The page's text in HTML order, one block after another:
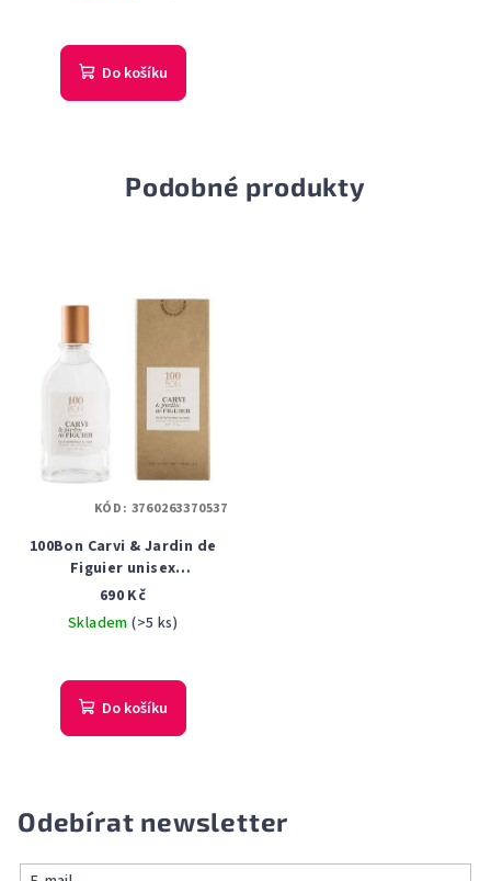
Do košíku
Podobné produkty
100Bon Carvi & Jardin de
Figuier unisex
parfémovaná voda 50 ml
Tester
690 Kč
Skladem(>5 ks)
Do košíku
KÓD: 3760263370537
Odebírat newsletter